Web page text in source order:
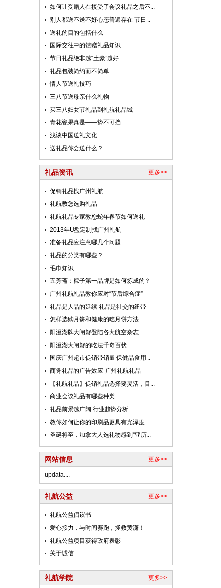
如何让受赠人在接受了会议礼品之后不...
别人都送不送不好心态普遍存在 节日...
送礼的目的包括什么
国际交往中的馈赠礼品知识
节日礼品绝非越“土豪”越好
礼品包装简约而不简单
情人节送礼技巧
三八节送母亲什么礼物
买三八妇女节礼品到礼航礼品城
青花瓷果真是——势不可挡
浅谈中国送礼文化
送礼品你会送什么？
更多>>
礼品资讯
促销礼品找广州礼航
礼航教您选购礼品
礼航礼品专家教您蛇年春节如何送礼
2013年U盘定制找广州礼航
准备礼品应注意哪几个问题
礼品的分类有哪些？
毛巾知识
五芳斋：粽子第一品牌是如何炼成的？
广州礼航礼品教你应对“节后综合症”
礼品是人品的延续 礼品是社交的纽带
怎样选购月饼和健康的吃月饼方法
阳澄湖牌大闸蟹登陆各大航空杂志
阳澄湖大闸蟹的吃法千奇百状
国庆广州超市促销带销量 保健品食用...
商务礼品的广告效应-广州礼航礼品
【礼航礼品】促销礼品选择要灵活，目...
商业会议礼品有哪些种类
礼品前景越广阔 行业趋势分析
教你如何让你的印刷品更具有光泽度
圣诞将至，加拿大人选礼物感到“亚历...
更多>>
网站信息
updata....
更多>>
礼航公益
礼航公益倡议书
爱心接力，与时间赛跑，拯救黄潇！
礼航公益项目获得政府表彰
关于诚信
更多>>
礼航学院